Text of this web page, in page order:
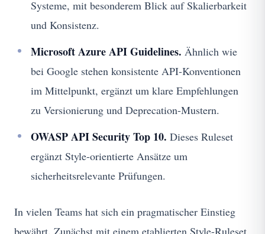
Systeme, mit besonderem Blick auf Skalierbarkeit
und Konsistenz.
Microsoft Azure API Guidelines. Ähnlich wie
bei Google stehen konsistente API-Konventionen
im Mittelpunkt, ergänzt um klare Empfehlungen
zu Versionierung und Deprecation-Mustern.
OWASP API Security Top 10. Dieses Ruleset
ergänzt Style-orientierte Ansätze um
sicherheitsrelevante Prüfungen.
In vielen Teams hat sich ein pragmatischer Einstieg
bewährt. Zunächst mit einem etablierten Style-Ruleset